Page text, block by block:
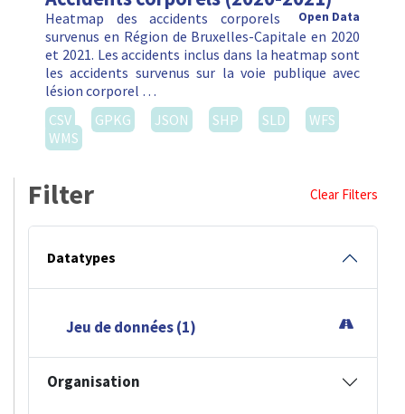
Open Data
Heatmap des accidents corporels
survenus en Région de Bruxelles-Capitale en 2020
et 2021. Les accidents inclus dans la heatmap sont
les accidents survenus sur la voie publique avec
lésion corporel …
CSV
GPKG JSON SHP SLD
WFS
WMS
Filter Clear Filters
Datatypes
Jeu de données (1)
Organisation